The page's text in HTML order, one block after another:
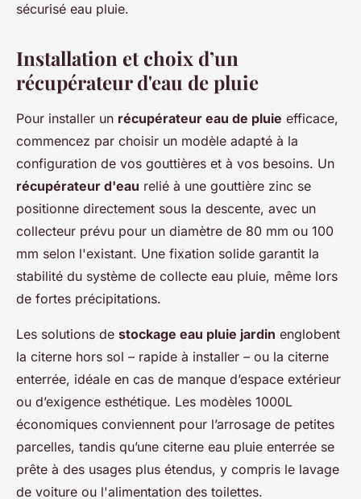
sécurisé eau pluie.
Installation et choix d’un
récupérateur d'eau de pluie
Pour installer un récupérateur eau de pluie efficace,
commencez par choisir un modèle adapté à la
configuration de vos gouttières et à vos besoins. Un
récupérateur d'eau relié à une gouttière zinc se
positionne directement sous la descente, avec un
collecteur prévu pour un diamètre de 80 mm ou 100
mm selon l'existant. Une fixation solide garantit la
stabilité du système de collecte eau pluie, même lors
de fortes précipitations.
Les solutions de stockage eau pluie jardin englobent
la citerne hors sol – rapide à installer – ou la citerne
enterrée, idéale en cas de manque d’espace extérieur
ou d’exigence esthétique. Les modèles 1000L
économiques conviennent pour l’arrosage de petites
parcelles, tandis qu’une citerne eau pluie enterrée se
prête à des usages plus étendus, y compris le lavage
de voiture ou l'alimentation des toilettes.